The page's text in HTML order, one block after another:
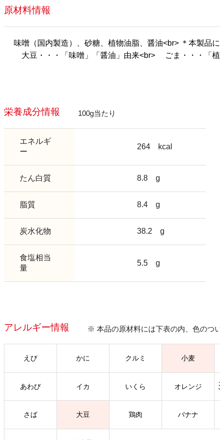
原材料情報
味噌（国内製造）、砂糖、植物油脂、醤油<br> ＊本製
大豆・・・「味噌」「醤油」由来<br> ごま・・・「
栄養成分情報 100g当たり
エネルギ
ー
264 kcal
たん白質 8.8 g
脂質 8.4 g
炭水化物 38.2 g
食塩相当
量
5.5 g
アレルギー情報 ※ 本品の原材料には下表の内、色のつ
えび かに クルミ 小麦
あわび イカ いくら オレンジ
さば 大豆 鶏肉 バナナ